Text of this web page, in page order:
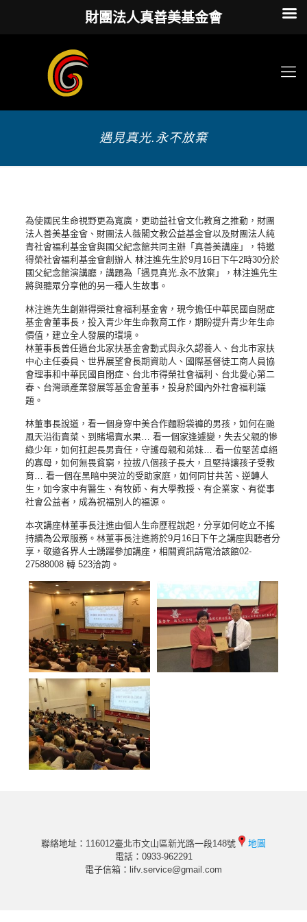
遇見真光.永不放棄
為使國民生命視野更為寬廣，更助益社會文化教育之推動，財團
法人善美基金會、財團法人薇閣文教公益基金會以及財團法人純
青社會福利基金會與國父紀念館共同主辦「真善美講座」，特邀
得榮社會福利基金會創辦人 林注進先生於9月16日下午2時30分於
國父紀念館演講廳，講題為「遇見真光.永不放棄」，林注進先生
將與聽眾分享他的另一種人生故事。
林注進先生創辦得榮社會福利基金會，現今擔任中華民國自閉症
基金會董事長，投入青少年生命教育工作，期盼提升青少年生命
價值，建立全人發展的環境。
林董事長曾任過台北家扶基金會動式與永久認養人、台北市家扶
中心主任委員、世界展望會長期資助人、國際基督徒工商人員協
會理事和中華民國自閉症、台北市得榮社會福利、台北愛心第二
春、台灣頭產業發展等基金會董事，投身於國內外社會福利議
題。
林董事長說道，看一個身穿中美合作麵粉袋褲的男孩，如何在颱
風天沿街賣菜、到賭場賣水果… 看一個家逢遽變，失去父親的慘
綠少年，如何扛起長男責任，守護母親和弟妹… 看一位堅苦卓絕
的寡母，如何無畏貧窮，拉拔八個孩子長大，且堅持讓孩子受教
育… 看一個在黑暗中哭泣的受助家庭，如何同甘共苦、逆轉人
生，如今家中有醫生、有牧師、有大學教授、有企業家、有從事
社會公益者，成為祝福別人的福源。
本次講座林董事長注進由個人生命歷程說起，分享如何屹立不搖
持續為公眾服務。林董事長注進將於9月16日下午之講座與聽者分
享，敬邀各界人士踴躍參加講座，相關資訊請電洽該館02-
27588008 轉 523洽詢。
聯絡地址：116012臺北市文山區新光路一段148號
地圖
電話：0933-962291
電子信箱： lifv.service@gmail.com
財團法人真善美基金會